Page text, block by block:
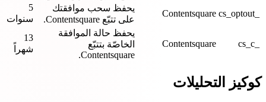
Contentsquare
يحفظ سحب موافقتك
على تتبّع Contentsquare.
5
سنوات
Contentsquare
يحفظ حالة الموافقة
الخاصّة بتتبّع
Contentsquare.
13
شهراً
كوكيز التحليلات